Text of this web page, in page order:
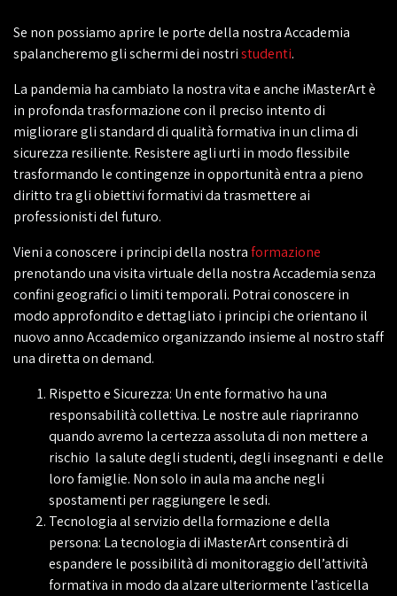
Se non possiamo aprire le porte della nostra Accademia
spalancheremo gli schermi dei nostristudenti.
La pandemia ha cambiato la nostra vita e anche iMasterArt è
in profonda trasformazione con il preciso intento di
migliorare gli standard di qualità formativa in un clima di
sicurezza resiliente. Resistere agli urti in modo flessibile
trasformando le contingenze in opportunità entra a pieno
diritto tra gli obiettivi formativi da trasmettere ai
professionisti del futuro.
Vieni a conoscere i principi della nostraformazione
prenotando una visita virtuale della nostra Accademia senza
confini geografici o limiti temporali. Potrai conoscere in
modo approfondito e dettagliato i principi che orientano il
nuovo anno Accademico organizzando insieme al nostro staff
una diretta on demand.
Rispetto e Sicurezza: Un ente formativo ha una
responsabilità collettiva. Le nostre aule riapriranno
quando avremo la certezza assoluta di non mettere a
rischio la salute degli studenti, degli insegnanti e delle
loro famiglie. Non solo in aula ma anche negli
spostamenti per raggiungere le sedi.
Tecnologia al servizio della formazione e della
persona: La tecnologia di iMasterArt consentirà di
espandere le possibilità di monitoraggio dell’attività
formativa in modo da alzare ulteriormente l’asticella